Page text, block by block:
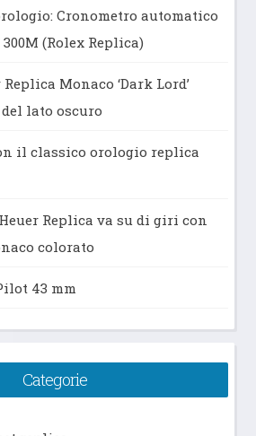
Cronometro automatico
(Rolex Replica)
Replica Monaco ‘Dark Lord’
lato oscuro
il classico orologio replica
Replica va su di giri con
colorato
43 mm
Categorie